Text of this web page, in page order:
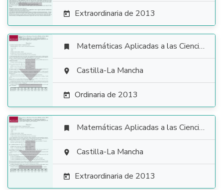
 Extraordinaria de 2013

 Matemáticas Aplicadas a las Ciencias Sociales
 Castilla-La Mancha
 Ordinaria de 2013

 Matemáticas Aplicadas a las Ciencias Sociales
 Castilla-La Mancha
 Extraordinaria de 2013